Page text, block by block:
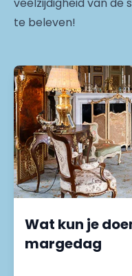
te beleven!
Wat kun je
margedag